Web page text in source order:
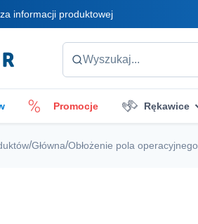
informacji produktowej
Wyszukaj...
Promocje Rękawice
Akcesoria do czyszczenia
/Główna/Obłożenie pola operacyjnego